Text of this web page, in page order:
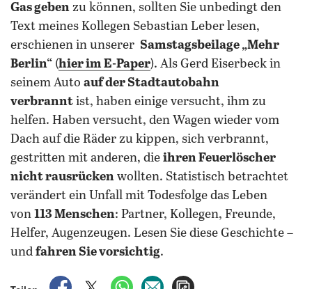
Gas geben zu können, sollten Sie unbedingt den
Text meines Kollegen Sebastian Leber lesen,
erschienen in unserer Samstagsbeilage „Mehr
Berlin“ (hier im E-Paper). Als Gerd Eiserbeck in
seinem Auto auf der Stadtautobahn
verbrannt ist, haben einige versucht, ihm zu
helfen. Haben versucht, den Wagen wieder vom
Dach auf die Räder zu kippen, sich verbrannt,
gestritten mit anderen, die ihren Feuerlöscher
nicht rausrücken wollten. Statistisch betrachtet
verändert ein Unfall mit Todesfolge das Leben
von 113 Menschen: Partner, Kollegen, Freunde,
Helfer, Augenzeugen. Lesen Sie diese Geschichte –
und fahren Sie vorsichtig.
auf Facebook teilen
auf X teilenper WhatsApp teilen
per E-Mail teilen